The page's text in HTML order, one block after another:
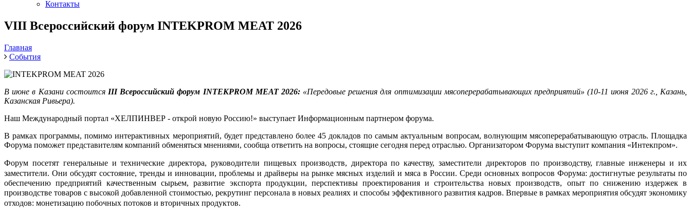
Контакты
VIII Всероссийский форум INTEKPROM MEAT 2026
Главная
События
В июне в Казани состоится IIIВсероссийский форум INTEKPROM MEAT 2026:«Передовые решения для оптимизации мясоперерабатывающих предприятий» (10-11 июня 2026 г., Казань,
Казанская Ривьера).
Наш Международный портал «ХЕЛПИНВЕР - открой новую Россию!» выступает Информационным партнером форума.
В рамках программы, помимо интерактивных мероприятий, будет представлено более 45 докладов по самым актуальным вопросам, волнующим мясоперерабатывающую отрасль. Площадка
Форума поможет представителям компаний обменяться мнениями, сообща ответить на вопросы, стоящие сегодня перед отраслью. Организатором Форума выступит компания «Интекпром».
Форум посетят генеральные и технические директора, руководители пищевых производств, директора по качеству, заместители директоров по производству, главные инженеры и их
заместители. Они обсудятсостояние, тренды и инновации, проблемы и драйверы на рынке мясных изделий и мяса в России. Среди основных вопросов Форума: достигнутые результаты по
обеспечению предприятий качественным сырьем, развитие экспорта продукции, перспективы проектирования и строительства новых производств, опыт по снижению издержек в
производстве товаров с высокой добавленной стоимостью, рекрутинг персонала в новых реалиях и способы эффективного развития кадров. Впервые в рамках мероприятия обсудят экономику
отходов: монетизацию побочных потоков и вторичных продуктов.